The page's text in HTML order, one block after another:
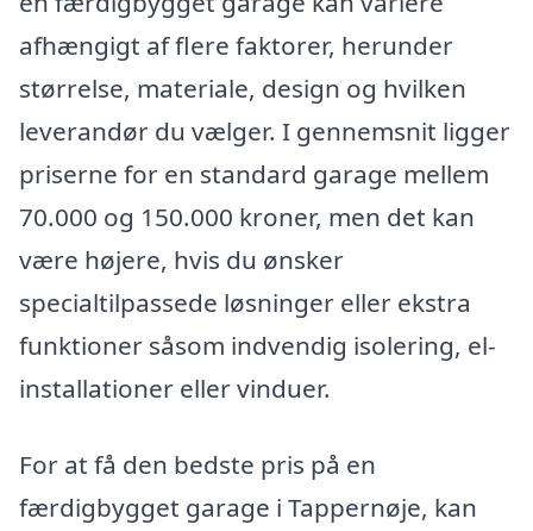
afhængigt af flere faktorer, herunder
størrelse, materiale, design og hvilken
leverandør du vælger. I gennemsnit ligger
priserne for en standard garage mellem
70.000 og 150.000 kroner, men det kan
være højere, hvis du ønsker
specialtilpassede løsninger eller ekstra
funktioner såsom indvendig isolering, el-
installationer eller vinduer.
For at få den bedste pris på en
færdigbygget garage i Tappernøje, kan